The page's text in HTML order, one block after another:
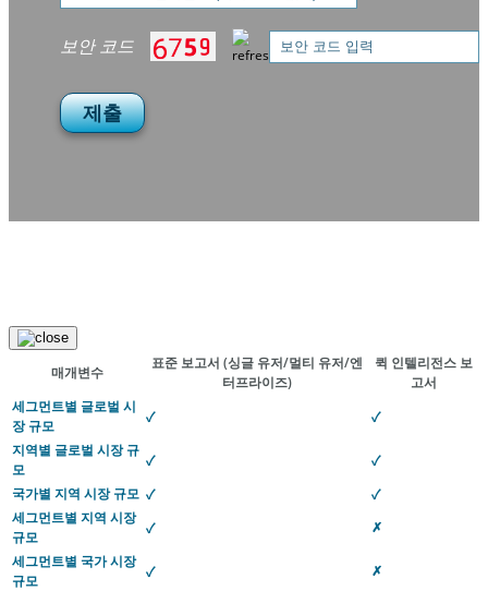
보안 코드
제출
매개변수
표준 보고서 (싱글 유저/멀티 유저/엔
터프라이즈)
퀵 인텔리전스 보
고서
세그먼트별 글로벌 시
장 규모
✓
✓
지역별 글로벌 시장 규
모
✓
✓
국가별 지역 시장 규모 ✓
✓
세그먼트별 지역 시장
규모
✓
✗
세그먼트별 국가 시장
규모
✓ ✗